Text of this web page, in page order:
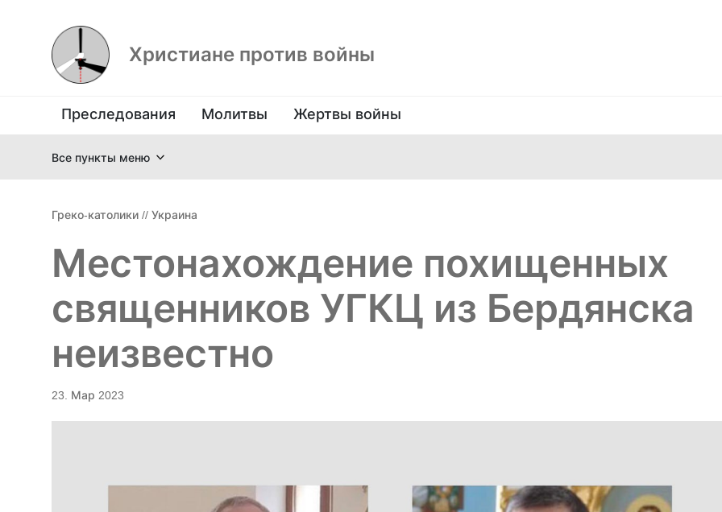
Христиане против войны
Преследования Молитвы Жертвы войны
Все пункты меню
Греко-католики // Украина
Местонахождение похищенных
священников УГКЦ из Бердянска
неизвестно
23. Мар 2023